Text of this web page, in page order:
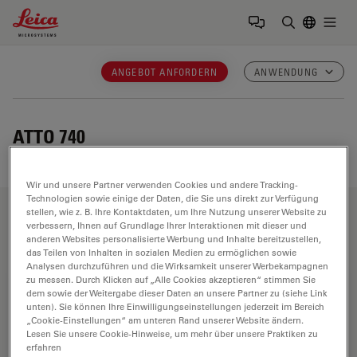
Leica Microsystems Logo
ANGEBOT ANFORDERN ANWENDUNG
ATTO 740
Anwendungsbereiche
Biowissenschaften
Die Life Science Division von Leica Microsystems erfüllt
die Bildgebungsanforderungen der Wissenschaft mit
höchster Innovationsfähigkeit und technischem Know-
Wir und unsere Partner verwenden Cookies und andere Tracking-
Technologien sowie einige der Daten, die Sie uns direkt zur Verfügung
stellen, wie z. B. Ihre Kontaktdaten, um Ihre Nutzung unserer Website zu
verbessern, Ihnen auf Grundlage Ihrer Interaktionen mit dieser und
anderen Websites personalisierte Werbung und Inhalte bereitzustellen,
das Teilen von Inhalten in sozialen Medien zu ermöglichen sowie
Analysen durchzuführen und die Wirksamkeit unserer Werbekampagnen
zu messen. Durch Klicken auf „Alle Cookies akzeptieren“ stimmen Sie
dem sowie der Weitergabe dieser Daten an unsere Partner zu (siehe Link
unten). Sie können Ihre Einwilligungseinstellungen jederzeit im Bereich
„Cookie-Einstellungen“ am unteren Rand unserer Website ändern.
Lesen Sie unsere Cookie-Hinweise, um mehr über unsere Praktiken zu
erfahren